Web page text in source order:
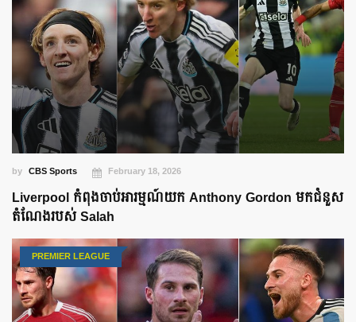
by CBS Sports February 18, 2026
Liverpool កំពុងចាប់អារម្មណ៍យក Anthony Gordon មកជំនួស
តំណែងរបស់ Salah
PREMIER LEAGUE